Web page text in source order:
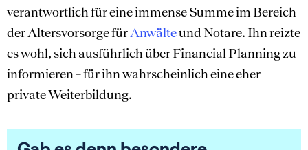
verantwortlich für eine immense Summe im Bereich
der Altersvorsorge für Anwälteund Notare. Ihn reizte
es wohl, sich ausführlich über Financial Planning zu
informieren – für ihn wahrscheinlich eine eher
private Weiterbildung.